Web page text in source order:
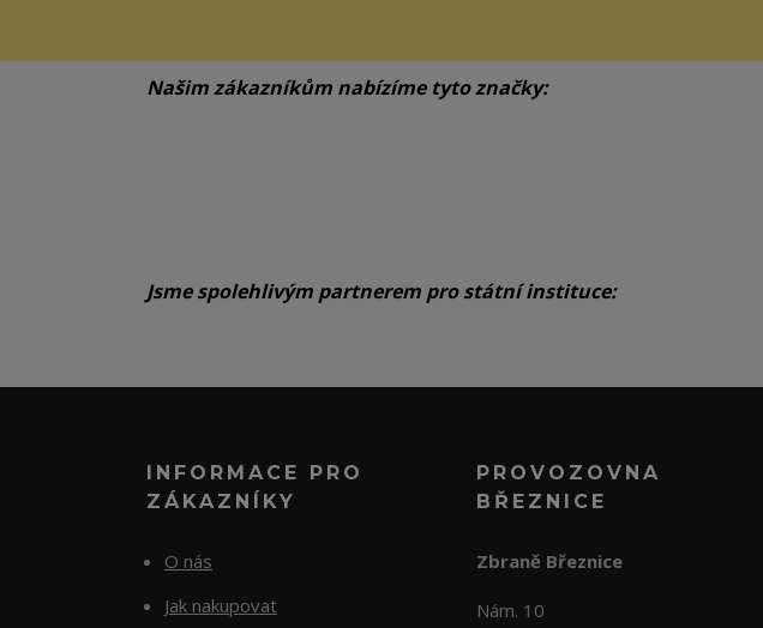
Našim zákazníkům nabízíme tyto značky:
Jsme spolehlivým partnerem pro státní instituce:
INFORMACE PRO
ZÁKAZNÍKY
O nás
Jak nakupovat
PROVOZOVNA
BŘEZNICE
Zbraně Březnice
Nám. 10